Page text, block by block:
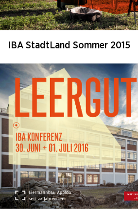
IBA StadtLand Sommer 2015